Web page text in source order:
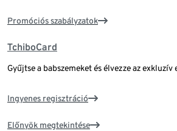
Promóciós szabályzatok
TchiboCard
Gyűjtse a babszemeket és élvezze az
Ingyenes regisztráció
Előnyök megtekintése